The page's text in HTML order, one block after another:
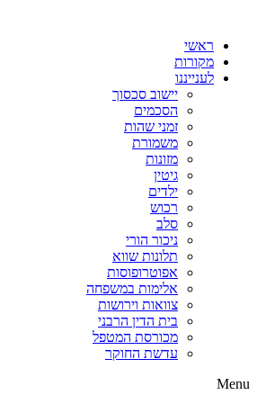
ראשי
מקורות
לענייננו
יישוב סכסוך
הסכמים
זמני שהות
משמורת
מזונות
גיטין
ילדים
רכוש
סלב
ניכור הורי
תלונות שווא
אפוטרופוסות
אלימות במשפחה
צוואות וירושות
בית הדין הרבני
מכורסת המטפל
עדשת החוקר
Menu